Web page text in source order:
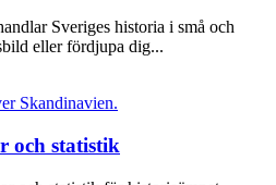
Sveriges historia i små och
eller fördjupa dig...
och statistik